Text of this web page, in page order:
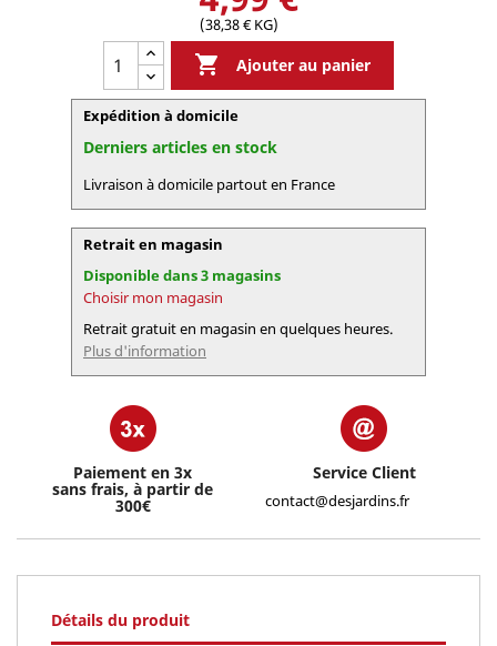
(38,38 € KG)
 Ajouter au panier
Expédition à domicile
Derniers articles en stock
Livraison à domicile partout en France
Retrait en magasin
Disponible dans 3 magasins
Choisir mon magasin
Retrait gratuit en magasin en quelques heures.
Plus d'information
Paiement en 3x
sans frais, à partir de
300€
Service Client
contact@desjardins.fr
Détails du produit